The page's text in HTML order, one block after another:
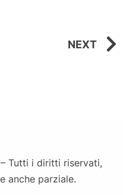
NEXT
Tutti i diritti riservati,
anche parziale.